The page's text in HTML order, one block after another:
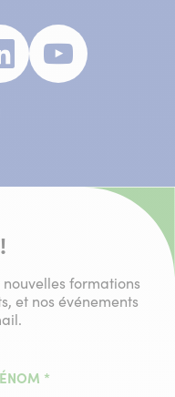
Youtube
fenêtre)
nouvelles formations
et nos événements
*